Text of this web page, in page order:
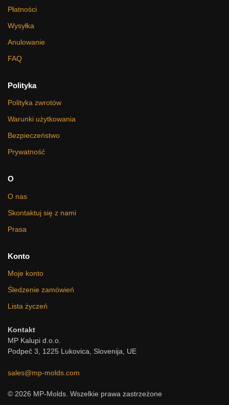
Płatności
Wysyłka
Anulowanie
FAQ
Polityka
Polityka zwrotów
Warunki użytkowania
Bezpieczeństwo
Prywatność
O
O nas
Skontaktuj się z nami
Prasa
Konto
Moje konto
Śledzenie zamówień
Lista życzeń
Kontakt
MP Kalupi d.o.o.
Podpeč 3, 1225 Lukovica, Slovenija, UE
sales@mp-molds.com
© 2026 MP-Molds. Wszelkie prawa zastrzeżone